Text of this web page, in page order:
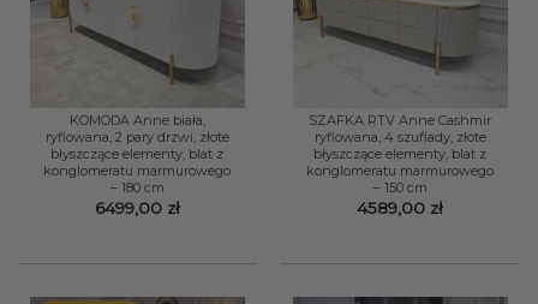
KOMODA Anne biała,
ryflowana, 2 pary drzwi, złote
błyszczące elementy, blat z
konglomeratu marmurowego
– 180 cm
6499,00 zł
SZAFKA RTV Anne Cashmir
ryflowana, 4 szuflady, złote
błyszczące elementy, blat z
konglomeratu marmurowego
– 150 cm
4589,00 zł